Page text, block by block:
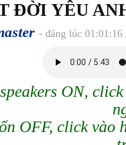
ĐỜI YÊU
- đăng lúc
ON,
OFF, click vào